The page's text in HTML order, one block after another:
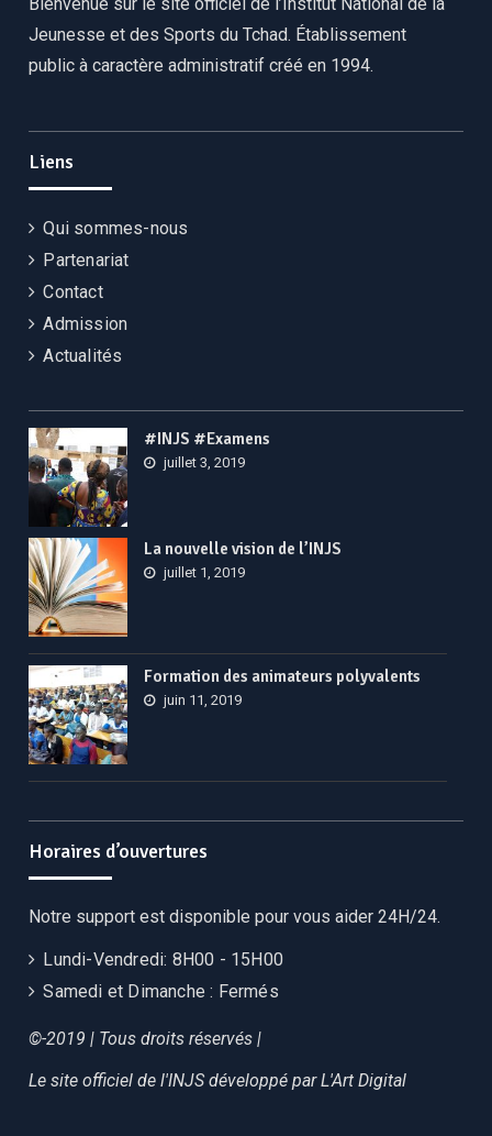
Jeunesse et des Sports du Tchad. Établissement
public à caractère administratif créé en 1994.
Liens
Qui sommes-nous
Partenariat
Contact
Admission
Actualités
#INJS #Examens
juillet 3, 2019
La nouvelle vision de l’INJS
juillet 1, 2019
Formation des animateurs polyvalents
juin 11, 2019
Horaires d’ouvertures
Notre support est disponible pour vous aider 24H/24.
Lundi-Vendredi: 8H00 - 15H00
Samedi et Dimanche : Fermés
©-2019 | Tous droits réservés |
Le site officiel de l'INJS développé parL'Art Digital